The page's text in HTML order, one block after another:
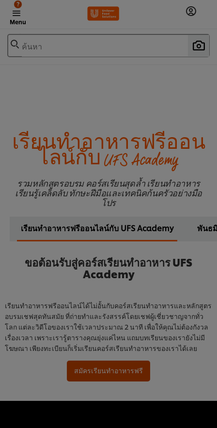
Menu
?
ค้นหา
เรียนทำอาหารฟรีออน
ไลน์กับ UFS Academy
รวมหลักสูตรอบรม คอร์สเรียนสุดล้ำ เรียนทำอาหาร
เรียนรู้เคล็ดลับ ทักษะฝีมือและเทคนิคก้นครัวอย่างมือ
โปร
เรียนทำอาหารฟรีออนไลน์กับ UFS Academy พันธ
ขอต้อนรับสู่คอร์สเรียนทำอาหาร UFS
Academy
เรียนทำอาหารฟรีออนไลน์ได้ไม่อั้นกับคอร์สเรียนทำอาหารและหลักสูตร
อบรมเชฟสุดทันสมัย ที่ถ่ายทำและรังสรรค์โดยเชฟผู้เชี่ยวชาญจากทั่ว
โลก แต่ละวิดีโอของเราใช้เวลาประมาณ 2 นาที เพื่อให้คุณไม่ต้องกังวล
เรื่องเวลา เพราะเรารู้ตารางคุณยุ่งแค่ไหน แถมบทเรียนของเรายังไม่มี
โฆษณา เพียงทะเบียนก็เริ่มเรียนคอร์สเรียนทำอาหารของเราได้เลย
สมัครเรียนทำอาหารฟรี